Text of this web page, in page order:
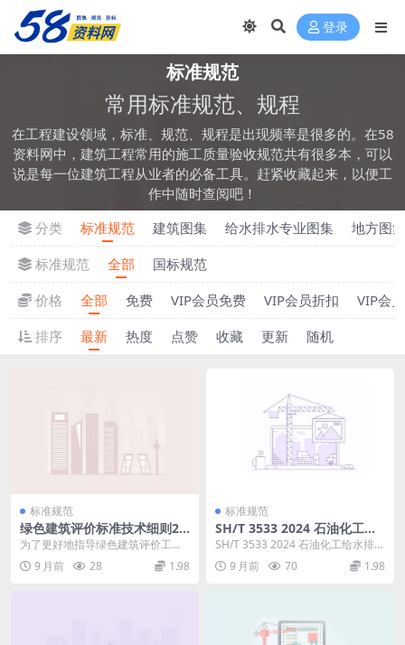
登录
标准规范
常用标准规范、规程
在工程建设领域，标准、规范、规程是出现频率是很多的。在58
资料网中，建筑工程常用的施工质量验收规范共有很多本，可以
说是每一位建筑工程从业者的必备工具。赶紧收藏起来，以便工
作中随时查阅吧！
分类
标准规范 建筑图集 给水排水专业图集
地方图集
标准规范
全部
国标规范
价格
全部 免费 VIP会员免费 VIP会员折扣
VIP会
排序
最新 热度 点赞 收藏 更新 随机
标准规范
绿色建筑评价标准技术细则20
24
为了更好地指导绿色建筑评价工
作，在国家标准《绿色建筑评价标
准》GB/T 5037...
9 月前 28 1.98
标准规范
SH/T 3533 2024 石油化工给
水排水管道工程施工及验收规
SH/T 3533 2024 石油化工给水排水
管道工程施工及验收规范 代替SH
3... 9 月前 70 1.98